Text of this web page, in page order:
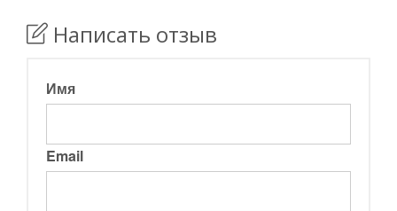
Написать отзыв
Имя
Email